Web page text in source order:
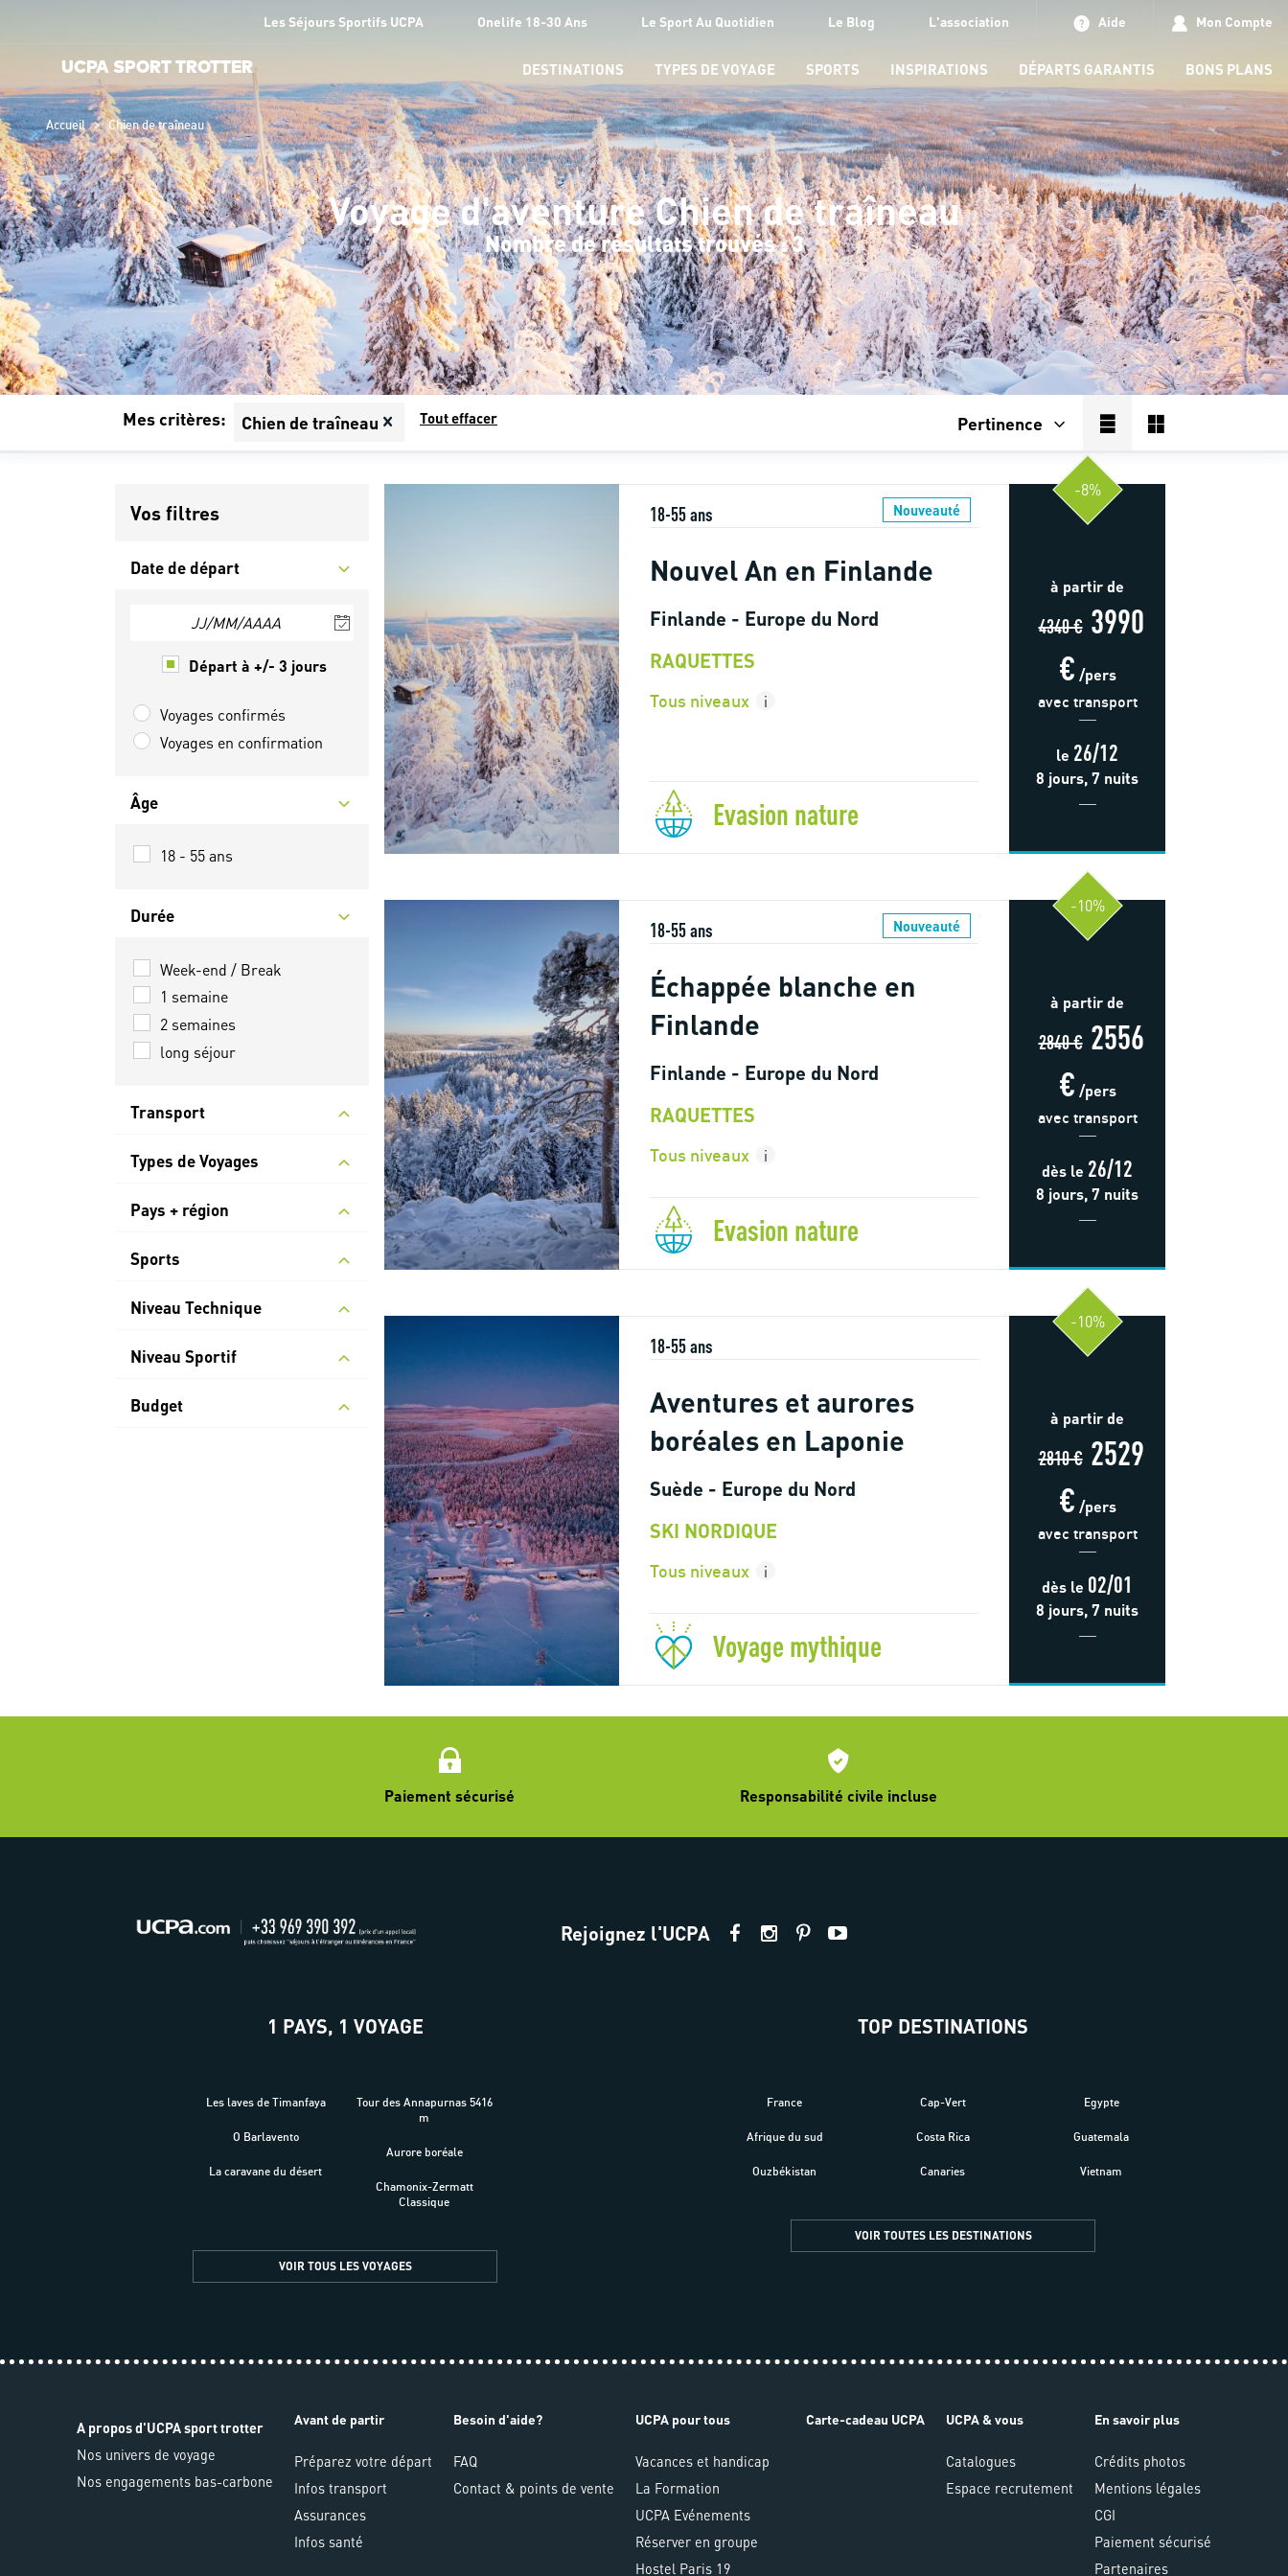
Les Séjours Sportifs UCPA Onelife 18-30 Ans Le Sport Au Quotidien Le Blog L'association Aide Mon Compte
UCPA SPORT TROTTER DESTINATIONS TYPES DE VOYAGE SPORTS INSPIRATIONS DÉPARTS GARANTIS BONS PLANS
Accueil > Chien de traîneau
Voyage d'aventure Chien de traîneau
Nombre de résultats trouvés : 3
Mes critères: Chien de traîneau Tout effacer Pertinence
Vos filtres
Date de départ
JJ/MM/AAAA
Départ à +/- 3 jours
Voyages confirmés
Voyages en confirmation
Âge
18 - 55 ans
Durée
Week-end / Break
1 semaine
2 semaines
long séjour
Transport
Types de Voyages
Pays + région
Sports
Niveau Technique
Niveau Sportif
Budget
18-55 ans Nouveauté
Nouvel An en Finlande
Finlande - Europe du Nord
RAQUETTES
Tous niveaux i
Evasion nature
-8%
à partir de
4340 € 3990
€ /pers
avec transport
le 26/12
8 jours, 7 nuits
18-55 ans Nouveauté
Échappée blanche en
Finlande
Finlande - Europe du Nord
RAQUETTES
Tous niveaux i
Evasion nature
-10%
à partir de
2840 € 2556
€ /pers
avec transport
dès le 26/12
8 jours, 7 nuits
18-55 ans
Aventures et aurores
boréales en Laponie
Suède - Europe du Nord
SKI NORDIQUE
Tous niveaux i
Voyage mythique
-10%
à partir de
2810 € 2529
€ /pers
avec transport
dès le 02/01
8 jours, 7 nuits
Paiement sécurisé Responsabilité civile incluse
Rejoignez l'UCPA
1 PAYS, 1 VOYAGE
Les laves de Timanfaya
O Barlavento
La caravane du désert
Tour des Annapurnas 5416
m
Aurore boréale
Chamonix-Zermatt
Classique
VOIR TOUS LES VOYAGES
TOP DESTINATIONS
France
Afrique du sud
Ouzbékistan
Cap-Vert
Costa Rica
Canaries
Egypte
Guatemala
Vietnam
VOIR TOUTES LES DESTINATIONS
A propos d'UCPA sport trotter
Nos univers de voyage
Nos engagements bas-carbone
Avant de partir
Préparez votre départ
Infos transport
Assurances
Infos santé
Besoin d'aide?
FAQ
Contact & points de vente
UCPA pour tous
Vacances et handicap
La Formation
UCPA Evénements
Réserver en groupe
Hostel Paris 19
Carte-cadeau UCPA UCPA & vous
Catalogues
Espace recrutement
En savoir plus
Crédits photos
Mentions légales
CGI
Paiement sécurisé
Partenaires